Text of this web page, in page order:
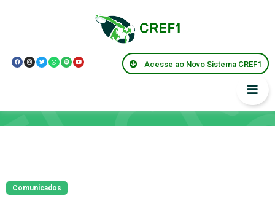
Acesse ao Novo Sistema CREF1
Comunicados